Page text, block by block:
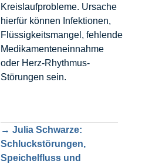
Kreislaufprobleme. Ursache
hierfür können Infektionen,
Flüssigkeitsmangel, fehlende
Medikamenteneinnahme
oder Herz-Rhythmus-
Störungen sein.
→ Julia Schwarze:
Schluckstörungen,
Speichelfluss und